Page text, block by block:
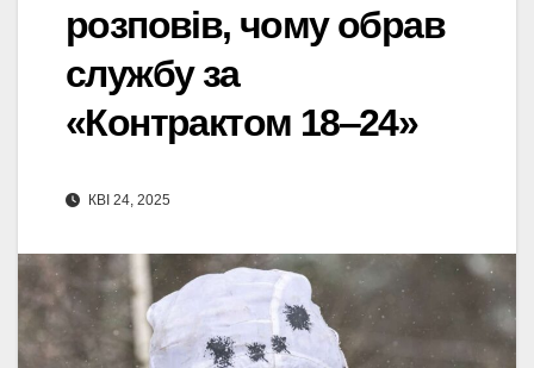
розповів, чому обрав
службу за
«Контрактом 18‒24»
КВІ 24, 2025